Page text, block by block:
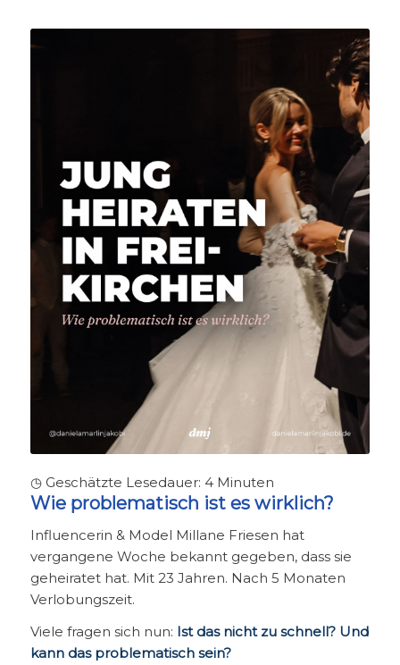
◷ Geschätzte Lesedauer: 4 Minuten
Wie problematisch ist es wirklich?
Influencerin & Model Millane Friesen hat
vergangene Woche bekannt gegeben, dass sie
geheiratet hat. Mit 23 Jahren. Nach 5 Monaten
Verlobungszeit.
Viele fragen sich nun: Ist das nicht zu schnell? Und
kann das problematisch sein?